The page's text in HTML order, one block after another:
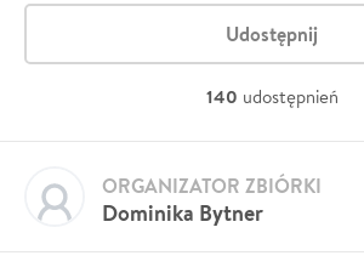
Udostępnij
140 udostępnień
Dominika Bytner
ORGANIZATOR ZBIÓRKI